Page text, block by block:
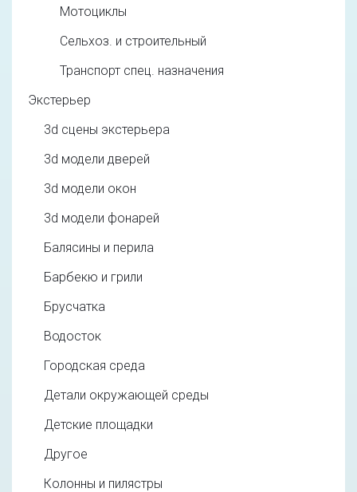
Мотоциклы
Сельхоз. и строительный
Транспорт спец. назначения
Экстерьер
3d cцены экстерьера
3d модели дверей
3d модели окон
3d модели фонарей
Балясины и перила
Барбекю и грили
Брусчатка
Водосток
Городская среда
Детали окружающей среды
Детские площадки
Другое
Колонны и пилястры